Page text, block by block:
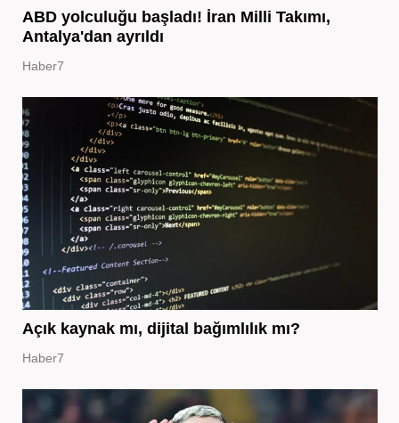
ABD yolculuğu başladı! İran Milli Takımı,
Antalya'dan ayrıldı
Haber7
Açık kaynak mı, dijital bağımlılık mı?
Haber7